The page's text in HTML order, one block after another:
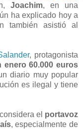
Joachim, en una
ha explicado hoy a
también asistió al
, protagonista
enero 60.000 euros
diario muy popular
es ilegal y tiene
el portavoz
, especialmente de